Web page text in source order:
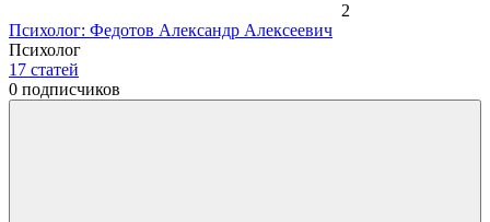
2
Психолог: Федотов Александр Алексеевич
Психолог
17 статей
0 подписчиков